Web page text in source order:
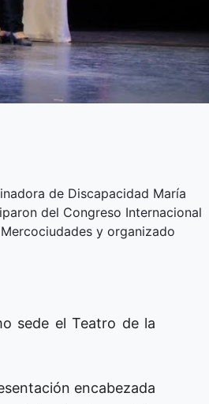
de Discapacidad María
del Congreso Internacional
y organizado
sede el Teatro de la
encabezada